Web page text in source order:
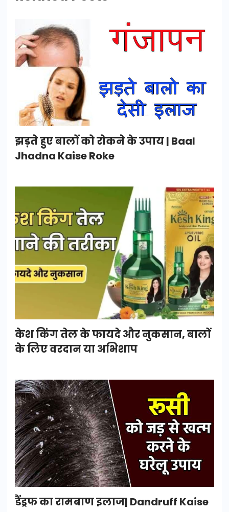
झड़ते हुए बालों को रोकने के उपाय | Baal
Jhadna Kaise Roke
केश किंग तेल के फायदे और नुकसान, बालों
के लिए वरदान या अभिशाप
डैंड्रफ का रामबाण इलाज| Dandruff Kaise